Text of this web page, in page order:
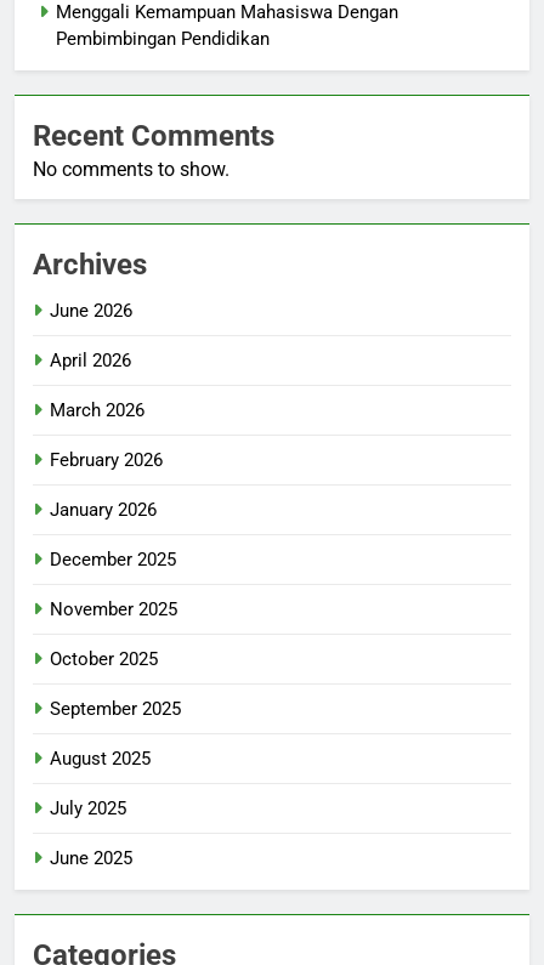
Menggali Kemampuan Mahasiswa Dengan
Pembimbingan Pendidikan
Recent Comments
No comments to show.
Archives
June 2026
April 2026
March 2026
February 2026
January 2026
December 2025
November 2025
October 2025
September 2025
August 2025
July 2025
June 2025
Categories